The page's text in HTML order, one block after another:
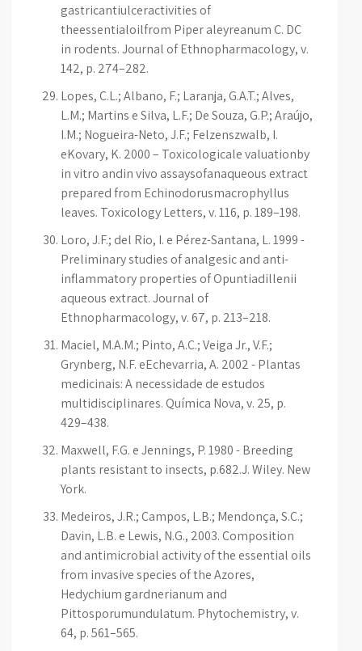
gastricantiulceractivities of
theessentialoilfrom Piper aleyreanum C. DC
in rodents. Journal of Ethnopharmacology, v.
142, p. 274–282.
Lopes, C.L.; Albano, F.; Laranja, G.A.T.; Alves,
L.M.; Martins e Silva, L.F.; De Souza, G.P.; Araújo,
I.M.; Nogueira-Neto, J.F.; Felzenszwalb, I.
eKovary, K. 2000 – Toxicologicale valuationby
in vitro andin vivo assaysofanaqueous extract
prepared from Echinodorusmacrophyllus
leaves. Toxicology Letters, v. 116, p. 189–198.
Loro, J.F.; del Rio, I. e Pérez-Santana, L. 1999 -
Preliminary studies of analgesic and anti-
inflammatory properties of Opuntiadillenii
aqueous extract. Journal of
Ethnopharmacology, v. 67, p. 213–218.
Maciel, M.A.M.; Pinto, A.C.; Veiga Jr., V.F.;
Grynberg, N.F. eEchevarria, A. 2002 - Plantas
medicinais: A necessidade de estudos
multidisciplinares. Química Nova, v. 25, p.
429–438.
Maxwell, F.G. e Jennings, P. 1980 - Breeding
plants resistant to insects, p.682.J. Wiley. New
York.
Medeiros, J.R.; Campos, L.B.; Mendonça, S.C.;
Davin, L.B. e Lewis, N.G., 2003. Composition
and antimicrobial activity of the essential oils
from invasive species of the Azores,
Hedychium gardnerianum and
Pittosporumundulatum. Phytochemistry, v.
64, p. 561–565.